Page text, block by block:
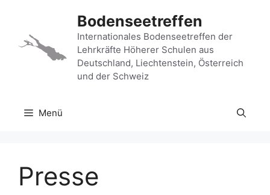
springen
Bodenseetreffen
Internationales Bodenseetreffen der
Lehrkräfte Höherer Schulen aus
Deutschland, Liechtenstein, Österreich
und der Schweiz
Menü
Presse